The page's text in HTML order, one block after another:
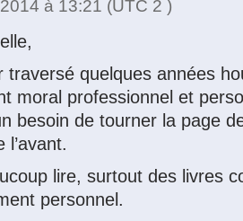
à 13:21 (UTC 2 )
traversé quelques années
moral professionnel et
besoin de tourner la page
l’avant.
lire, surtout des livres
personnel.